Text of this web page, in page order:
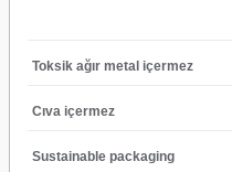
Toksik ağır metal içermez
Cıva içermez
Sustainable packaging